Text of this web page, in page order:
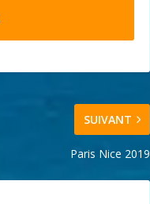
SUIVANT
Paris Nice 2019